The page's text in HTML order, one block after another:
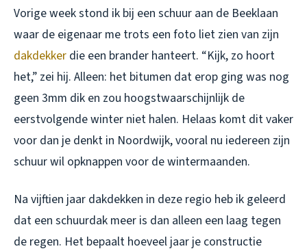
Vorige week stond ik bij een schuur aan de Beeklaan
waar de eigenaar me trots een foto liet zien van zijn
dakdekker die een brander hanteert. “Kijk, zo hoort
het,” zei hij. Alleen: het bitumen dat erop ging was nog
geen 3mm dik en zou hoogstwaarschijnlijk de
eerstvolgende winter niet halen. Helaas komt dit vaker
voor dan je denkt in Noordwijk, vooral nu iedereen zijn
schuur wil opknappen voor de wintermaanden.
Na vijftien jaar dakdekken in deze regio heb ik geleerd
dat een schuurdak meer is dan alleen een laag tegen
de regen. Het bepaalt hoeveel jaar je constructie